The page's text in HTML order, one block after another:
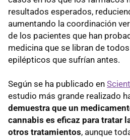
resultados esperados,
aumentando la coordinación
de los pacientes que han
medicina que se libran de
epilépticos que sufrían antes.
Según se ha publicado en
estudio más grande realizado
demuestra que un
cannabis es eficaz para tratar
otros tratamientos, aunque